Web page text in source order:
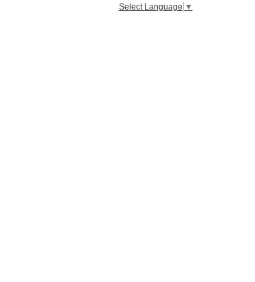
Select Language ▼